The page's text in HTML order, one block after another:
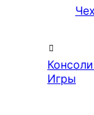
Игры